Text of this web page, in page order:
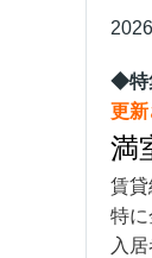
◆特
更新
満
賃貸
特に
入